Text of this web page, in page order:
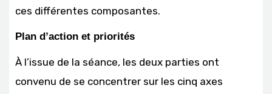
ces différentes composantes.
Plan d’action et priorités
À l’issue de la séance, les deux parties ont
convenu de se concentrer sur les cinq axes